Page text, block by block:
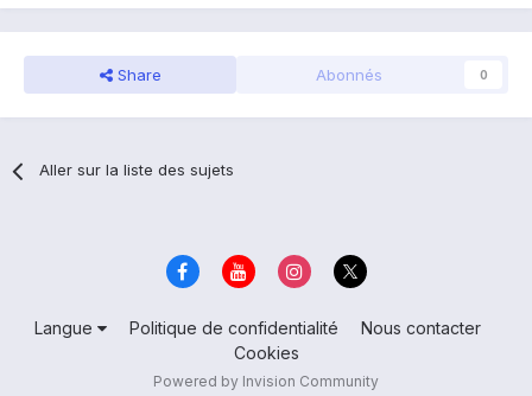
Share Abonnés 0
Aller sur la liste des sujets
Langue Politique de confidentialité
Nous contacter
Cookies
Powered by Invision Community